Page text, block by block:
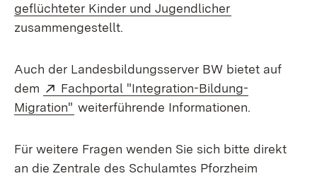
geflüchteter Kinder und Jugendlicher
zusammengestellt.
Auch der Landesbildungsserver BW bietet auf
dem
Extern:
Fachportal "Integration-Bildung-
Migration" (Öffnet in neuem Fenster)
weiterführende Informationen.
Für weitere Fragen wenden Sie sich bitte direkt
an die Zentrale des Schulamtes Pforzheim